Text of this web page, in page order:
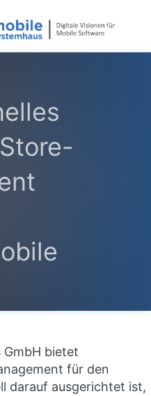
GmbH bietet
für den
darauf ausgerichtet ist,